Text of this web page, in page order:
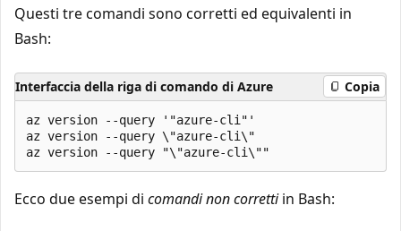
Questi tre comandi sono corretti ed equivalenti in
Bash:
Interfaccia della riga di comando di Azure Copia
az version --query '"azure-cli"'
az version --query \"azure-cli\"
Ecco due esempi di comandi non correttiin Bash: